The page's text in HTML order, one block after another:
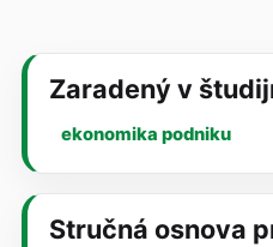
Zaradený v
ekonomika podniku
Stručná osnova